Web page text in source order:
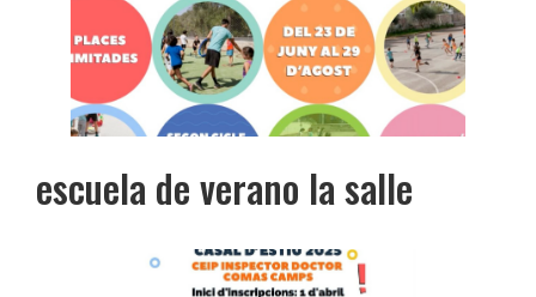
escuela de verano la salle